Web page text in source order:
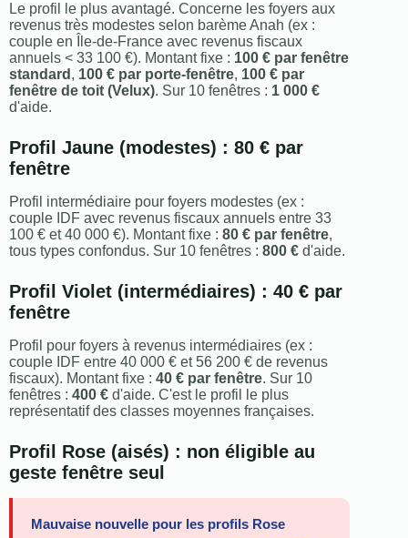
Le profil le plus avantagé. Concerne les foyers aux
revenus très modestes selon barème Anah (ex :
couple en Île-de-France avec revenus fiscaux
annuels < 33 100 €). Montant fixe : 100 € par fenêtre
standard , 100 € par porte-fenêtre, 100 € par
fenêtre de toit (Velux). Sur 10 fenêtres : 1 000 €
d'aide.
Profil Jaune (modestes) : 80 € par
fenêtre
Profil intermédiaire pour foyers modestes (ex :
couple IDF avec revenus fiscaux annuels entre 33
100 € et 40 000 €). Montant fixe : 80 € par fenêtre,
tous types confondus. Sur 10 fenêtres : 800 € d'aide.
Profil Violet (intermédiaires) : 40 € par
fenêtre
Profil pour foyers à revenus intermédiaires (ex :
couple IDF entre 40 000 € et 56 200 € de revenus
fiscaux). Montant fixe : 40 € par fenêtre. Sur 10
fenêtres : 400 € d'aide. C'est le profil le plus
représentatif des classes moyennes françaises.
Profil Rose (aisés) : non éligible au
geste fenêtre seul
Mauvaise nouvelle pour les profils Rose